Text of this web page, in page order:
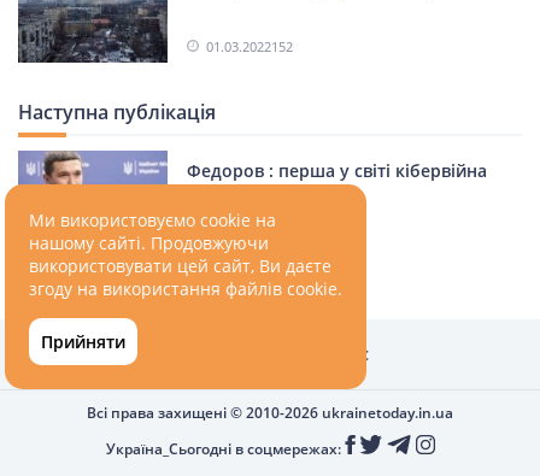
01.03.2022152
Наступна публікація
Федоров : перша у світі кібервійна
01.03.2022
Про нас
Всі права захищені © 2010-2026 ukrainetoday.in.ua
Україна_Сьогодні в соцмережах:
Ми використовуємо cookie на
нашому сайті. Продовжуючи
використовувати цей сайт, Ви даєте
згоду на використання файлів cookie.
Прийняти